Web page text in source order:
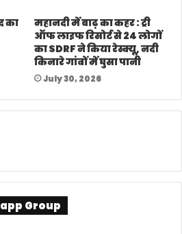
का
महानदी में बाढ़ का कहर : ट्री
ऑफ लाइफ रिसोर्ट से 24 लोगों
का SDRF ने किया रेस्क्यू, नदी
किनारे गांवों में घुसा पानी
July 30, 2026
Group